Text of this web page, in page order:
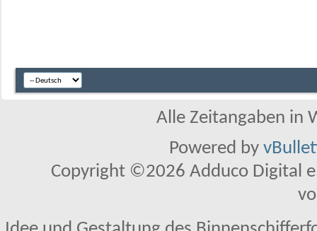
Alle Zeitangaben in
Powered by
Copyright ©2026 Adduco Digital